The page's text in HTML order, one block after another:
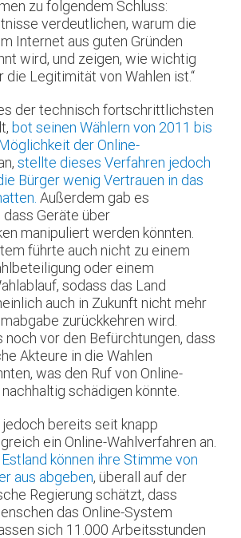
zu folgendem Schluss:
verdeutlichen, warum die
Internet aus guten Gründen
wird, und zeigen, wie wichtig
die Legitimität von Wahlen ist.“
der technisch fortschrittlichsten
bot seinen Wählern von 2011 bis
der Online-
stellte dieses Verfahren jedoch
Bürger wenig Vertrauen in das
Außerdem gab es
Geräte über
manipuliert werden könnten.
führte auch nicht zu einem
oder einem
sodass das Land
auch in Zukunft nicht mehr
zurückkehren wird.
noch vor den Befürchtungen, dass
Akteure in die Wahlen
was den Ruf von Online-
schädigen könnte.
bereits seit knapp
ein Online-Wahlverfahren an.
können ihre Stimme von
aus abgeben, überall auf der
Regierung schätzt, dass
das Online-System
sich 11.000 Arbeitsstunden